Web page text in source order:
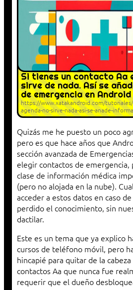
Si tienes un contacto Aa
sirve de nada. Así se
de emergencia en Android
https://www.xatakandroid.com/
agenda-no-sirve-nada-asi-se-anade-
Quizás me he puesto un poco
pero es que hace años que
sección avanzada de
elegir contactos de emergencia,
clase de información médica
(pero no alojada en la nube).
acceder a estos datos en caso
perdido el conocimiento, sin
dactilar.
Este es un tema que ya explico
cursos de teléfono móvil, pero
hincapié para quitar de la
contactos Aa que nunca fue
requerir que el dueño